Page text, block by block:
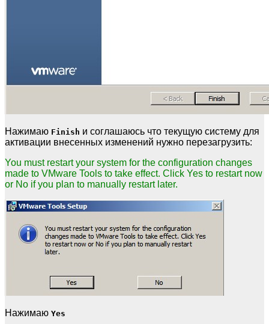
Нажимаю Finish и соглашаюсь что текущую систему для
активации внесенных изменений нужно перезагрузить:
You must restart your system for the configuration changes
made to VMware Tools to take effect. Click Yes to restart now
or No if you plan to manually restart later.
Нажимаю Yes